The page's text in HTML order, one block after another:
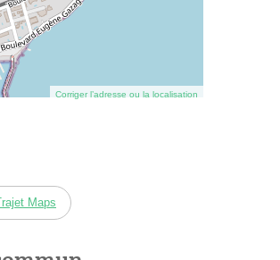
Corriger l’adresse ou la localisation
Maps